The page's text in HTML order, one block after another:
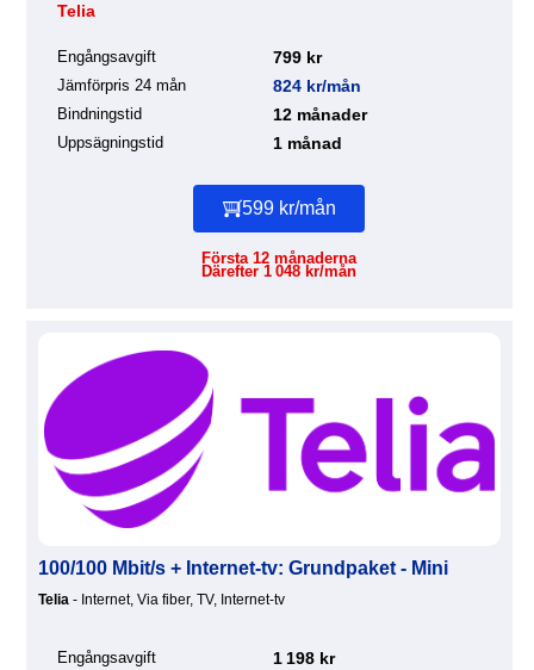
Telia
Engångsavgift 799 kr
Jämförpris 24 mån 824 kr/mån
Bindningstid 12 månader
Uppsägningstid 1 månad
599 kr/mån
Första 12 månaderna
Därefter 1 048 kr/mån
100/100 Mbit/s + Internet-tv: Grundpaket - Mini
Telia - Internet, Via fiber, TV, Internet-tv
Engångsavgift 1 198 kr